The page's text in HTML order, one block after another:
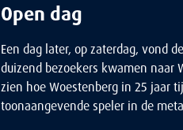
Open dag
Een dag later, op zaterdag, vond
duizend bezoekers kwamen naar
zien hoe Woestenberg in 25 jaar
toonaangevende speler in de